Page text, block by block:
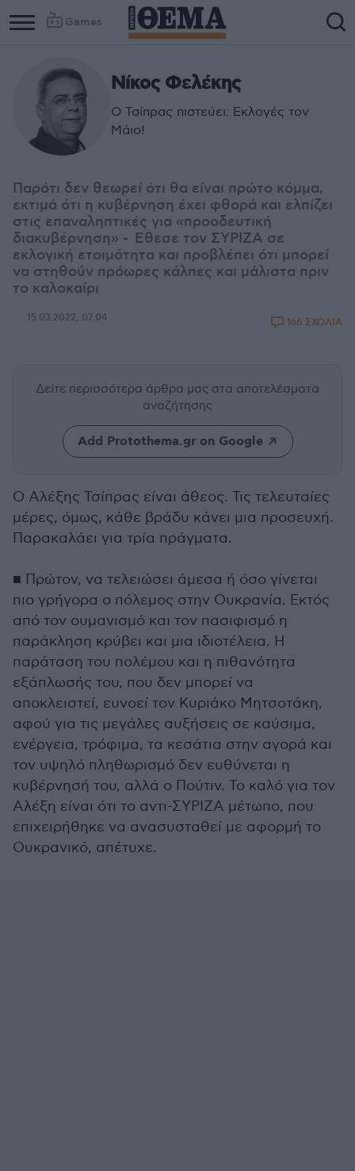
Games
Νίκος Φελέκης
Ο Τσίπρας πιστεύει: Εκλογές τον
Μάιο!
Παρότι δεν θεωρεί ότι θα είναι πρώτο κόμμα,
εκτιμά ότι η κυβέρνηση έχει φθορά και ελπίζει
στις επαναληπτικές για «προοδευτική
διακυβέρνηση» - Εθεσε τον ΣΥΡΙΖΑ σε
εκλογική ετοιμότητα και προβλέπει ότι μπορεί
να στηθούν πρόωρες κάλπες και μάλιστα πριν
το καλοκαίρι
15.03.2022, 07:04 166 ΣΧΟΛΙΑ
Δείτε περισσότερα άρθρα μας στα αποτελέσματα
αναζήτησης
Add Protothema.gr on Google
Ο Αλέξης Τσίπρας είναι άθεος. Τις τελευταίες
μέρες, όμως, κάθε βράδυ κάνει μια προσευχή.
Παρακαλάει για τρία πράγματα.
■ Πρώτον, να τελειώσει άμεσα ή όσο γίνεται
πιο γρήγορα ο πόλεμος στην Ουκρανία. Εκτός
από τον ουμανισμό και τον πασιφισμό η
παράκληση κρύβει και μια ιδιοτέλεια. Η
παράταση του πολέμου και η πιθανότητα
εξάπλωσής του, που δεν μπορεί να
αποκλειστεί, ευνοεί τον Κυριάκο Μητσοτάκη,
αφού για τις μεγάλες αυξήσεις σε καύσιμα,
ενέργεια, τρόφιμα, τα κεσάτια στην αγορά και
τον υψηλό πληθωρισμό δεν ευθύνεται η
κυβέρνησή του, αλλά ο Πούτιν. Το καλό για τον
Αλέξη είναι ότι το αντι-ΣΥΡΙΖΑ μέτωπο, που
επιχειρήθηκε να ανασυσταθεί με αφορμή το
Ουκρανικό, απέτυχε.